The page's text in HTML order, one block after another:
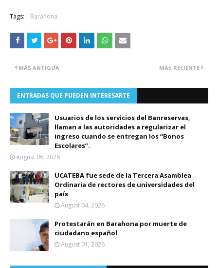
Tags: Barahona
MÁS RECIENTE
MÁS ANTIGUA
ENTRADAS QUE PUEDEN INTERESARTE
Usuarios de los servicios del Banreservas,
llaman a las autoridades a regularizar el
ingreso cuando se entregan los “Bonos
Escolares”.
August 06, 2026
UCATEBA fue sede de la Tercera Asamblea
Ordinaria de rectores de universidades del
país
August 04, 2026
Protestarán en Barahona por muerte de
ciudadano español
August 01, 2026